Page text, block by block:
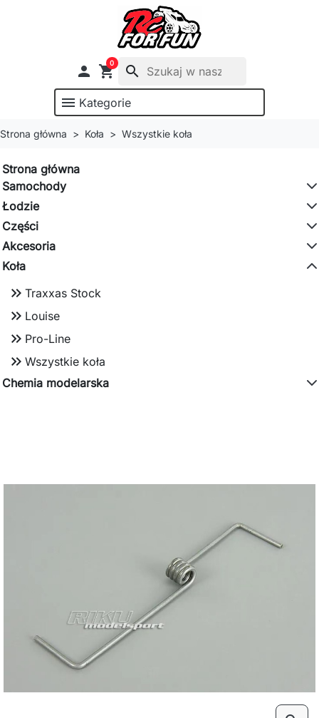
 shopping_cart
0
search
menu Kategorie
Strona główna Koła Wszystkie koła
Strona główna
Samochody
Łodzie
Części
Akcesoria
Koła
keyboard_double_arrow_right Traxxas Stock
keyboard_double_arrow_right Louise
keyboard_double_arrow_right Pro-Line
keyboard_double_arrow_right Wszystkie koła
Chemia modelarska